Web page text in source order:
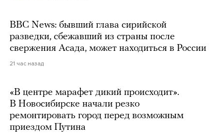
BBC News: бывший глава сирийской
разведки, сбежавший из страны после
свержения Асада, может находиться в России
21 час назад
«В центре марафет дикий происходит».
В Новосибирске начали резко
ремонтировать город перед возможным
приездом Путина